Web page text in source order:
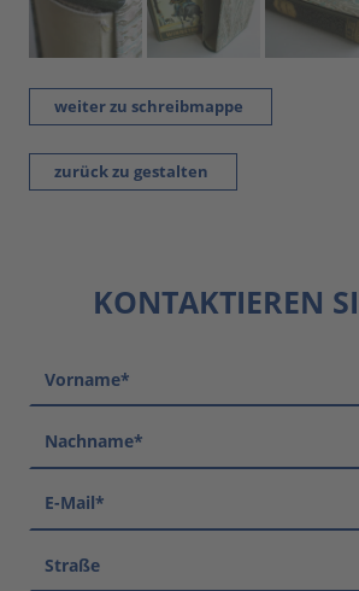
weiter zu schreibmappe
zurück zu gestalten
KONTAKTIEREN